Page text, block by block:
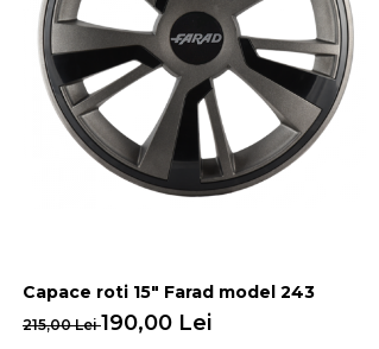
Capace roti 15" Farad model 243
215,00 Lei190,00 Lei